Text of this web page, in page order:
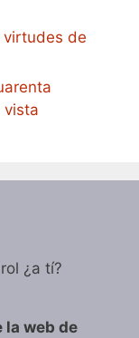
virtudes de
vista
¿a tí?
la web de